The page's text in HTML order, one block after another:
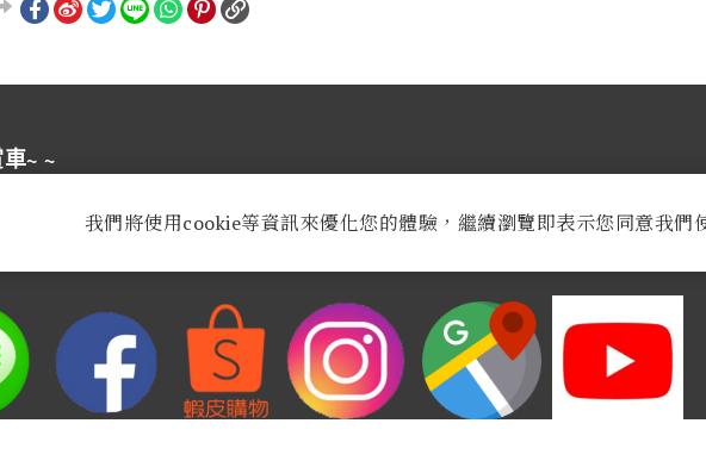
~ ~
四段244號 營業時間：
我們將使用cookie等資訊來優化您的體驗，繼續瀏覽即表示您同意我們